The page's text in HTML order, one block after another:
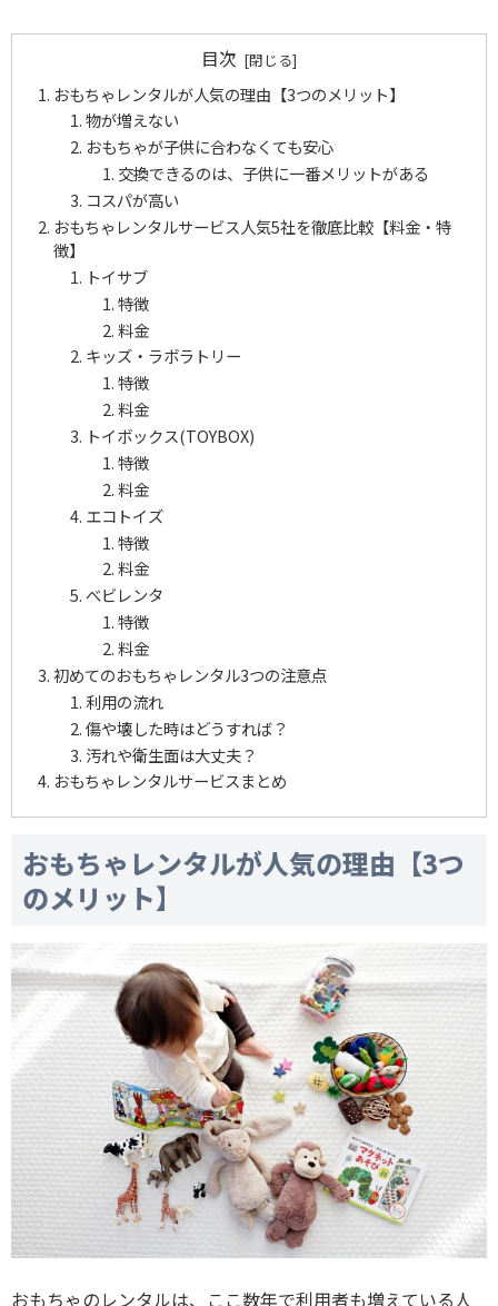
目次
おもちゃレンタルが人気の理由【3つのメリット】
物が増えない
おもちゃが子供に合わなくても安心
交換できるのは、子供に一番メリットがある
コスパが高い
おもちゃレンタルサービス人気5社を徹底比較【料金・特
徴】
トイサブ
特徴
料金
キッズ・ラボラトリー
特徴
料金
トイボックス(TOYBOX)
特徴
料金
エコトイズ
特徴
料金
べビレンタ
特徴
料金
初めてのおもちゃレンタル3つの注意点
利用の流れ
傷や壊した時はどうすれば？
汚れや衛生面は大丈夫？
おもちゃレンタルサービスまとめ
おもちゃレンタルが人気の理由【3つ
のメリット】
おもちゃのレンタルは、ここ数年で利用者も増えている人